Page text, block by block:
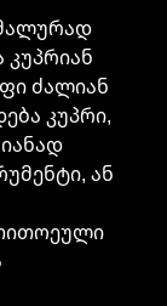
კუპრიან
ძალიან
კუპრი,
ან